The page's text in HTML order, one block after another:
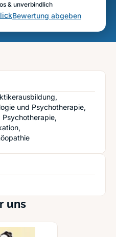
& unverbindlich
Bewertung abgeben
uns
und Psychotherapie,